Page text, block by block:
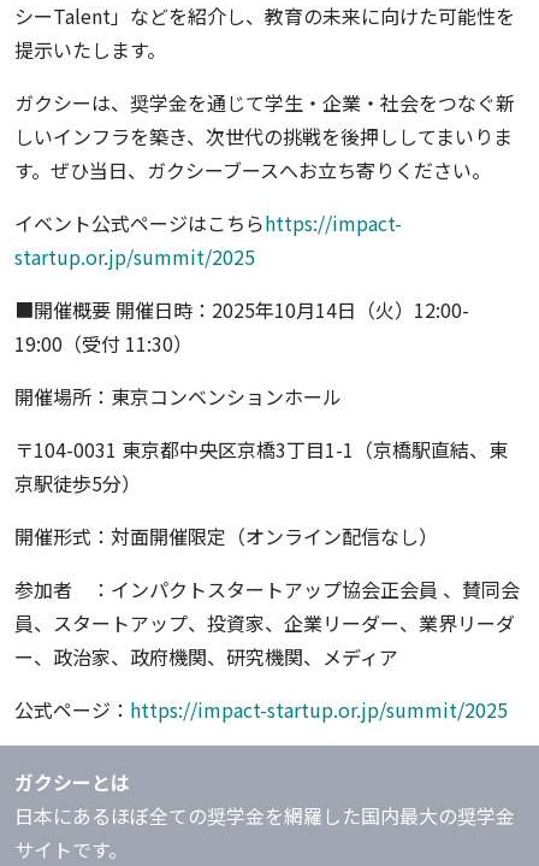
シーTalent」などを紹介し、教育の未来に向けた可能性を
提示いたします。
ガクシーは、奨学金を通じて学生・企業・社会をつなぐ新
しいインフラを築き、次世代の挑戦を後押ししてまいりま
す。ぜひ当日、ガクシーブースへお立ち寄りください。
イベント公式ページはこちらhttps://impact-
startup.or.jp/summit/2025
■開催概要 開催日時：2025年10月14日（火）12:00-
19:00（受付 11:30）
開催場所：東京コンベンションホール
〒104-0031 東京都中央区京橋3丁目1-1（京橋駅直結、東
京駅徒歩5分）
開催形式：対面開催限定（オンライン配信なし）
参加者 ：インパクトスタートアップ協会正会員 、賛同会
員、スタートアップ、投資家、企業リーダー、業界リーダ
ー、政治家、政府機関、研究機関、メディア
公式ページ： https://impact-startup.or.jp/summit/2025
ガクシーとは
日本にあるほぼ全ての奨学金を網羅した国内最大の奨学金
サイトです。